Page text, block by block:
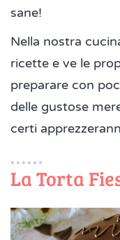
sane!
Nella nostra
ricette e ve le
preparare con
delle gustose
certi
La Torta